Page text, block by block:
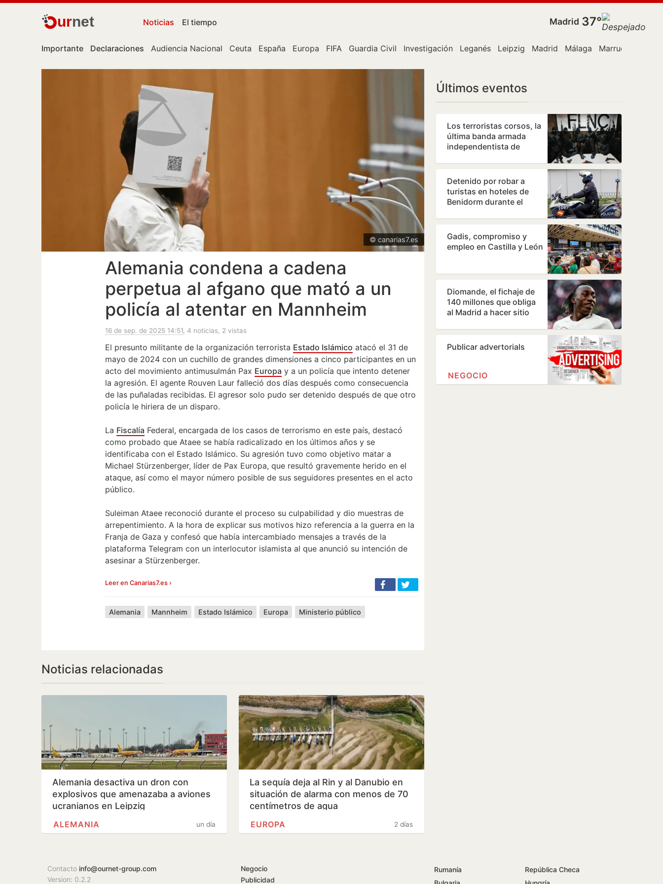
urnet Noticias El tiempo Madrid 37°
Importante Declaraciones Audiencia Nacional Ceuta España Europa FIFA Guardia Civil Investigación Leganés Leipzig Madrid Málaga Marruecos
© canarias7.es
Alemania condena a cadena
perpetua al afgano que mató a un
policía al atentar en Mannheim
16 de sep. de 2025 14:51, 4 noticias, 2 vistas
El presunto militante de la organización terrorista Estado Islámico atacó el 31 de
mayo de 2024 con un cuchillo de grandes dimensiones a cinco participantes en un
acto del movimiento antimusulmán Pax Europa y a un policía que intento detener
la agresión. El agente Rouven Laur falleció dos días después como consecuencia
de las puñaladas recibidas. El agresor solo pudo ser detenido después de que otro
policía le hiriera de un disparo.
La Fiscalía Federal, encargada de los casos de terrorismo en este país, destacó
como probado que Ataee se había radicalizado en los últimos años y se
identificaba con el Estado Islámico. Su agresión tuvo como objetivo matar a
Michael Stürzenberger, líder de Pax Europa, que resultó gravemente herido en el
ataque, así como el mayor número posible de sus seguidores presentes en el acto
público.
Suleiman Ataee reconoció durante el proceso su culpabilidad y dio muestras de
arrepentimiento. A la hora de explicar sus motivos hizo referencia a la guerra en la
Franja de Gaza y confesó que había intercambiado mensajes a través de la
plataforma Telegram con un interlocutor islamista al que anunció su intención de
asesinar a Stürzenberger.
Leer en Canarias7.es ›
Alemania Mannheim Estado Islámico Europa Ministerio público
Noticias relacionadas
Alemania desactiva un dron con
explosivos que amenazaba a aviones
ucranianos en Leipzig
un día
ALEMANIA
La sequía deja al Rin y al Danubio en
situación de alarma con menos de 70
centímetros de agua
2 días
EUROPA
Últimos eventos
Los terroristas corsos, la
última banda armada
independentista de
guerra a los…
Detenido por robar a
turistas en hoteles de
Benidorm durante el
Gadis, compromiso y
empleo en Castilla y León
Diomande, el fichaje de
140 millones que obliga
al Madrid a hacer sitio
Publicar advertorials
NEGOCIO
Contacto info@ournet-group.com
Version: 0.2.2
Negocio
Publicidad
Rumanía
República Checa